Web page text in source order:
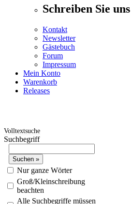
Schreiben Sie uns
Kontakt
Newsletter
Gästebuch
Forum
Impressum
Mein Konto
Warenkorb
Releases
Volltextsuche
Suchbegriff
Nur ganze Wörter
Groß/Kleinschreibung
beachten
Alle Suchbegriffe müssen